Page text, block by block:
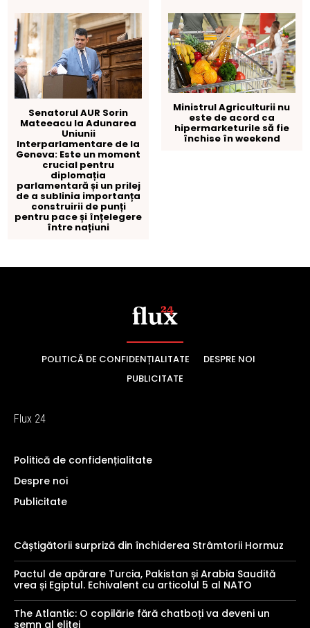
POLITICĂ DE CONFIDENȚIALITATE
DESPRE NOI
PUBLICITATE
Flux 24
Politică de confidențialitate
Despre noi
Publicitate
Câștigătorii surpriză din închiderea Strâmtorii Hormuz
Pactul de apărare Turcia, Pakistan și Arabia Saudită
vrea și Egiptul. Echivalent cu articolul 5 al NATO
The Atlantic: O copilărie fără chatboți va deveni un
semn al elitei